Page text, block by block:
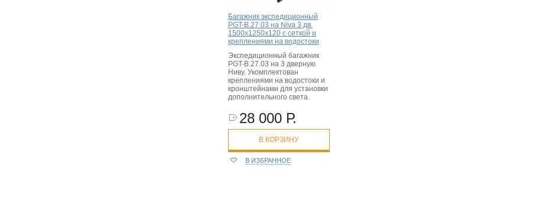
Багажник экспедиционный
PGT-B.27.03 на Niva 3 дв.
1500х1250х120 c сеткой и
креплениями на водостоки
Экспедиционный багажник
PGT-B.27.03 на 3 дверную
Ниву. Укомплектован
креплениями на водостоки и
кронштейнами для установки
дополнительного света.
28 000 Р.
В КОРЗИНУ
В ИЗБРАННОЕ